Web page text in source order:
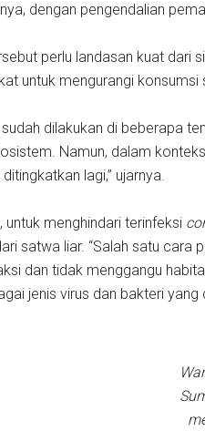
dengan pengendalian
perlu landasan kuat dari
untuk mengurangi
sudah dilakukan di beberapa
Namun, dalam
lagi,” ujarnya.
untuk menghindari terinfeksi
satwa liar. “Salah satu cara
dan tidak menggangu
jenis virus dan bakteri